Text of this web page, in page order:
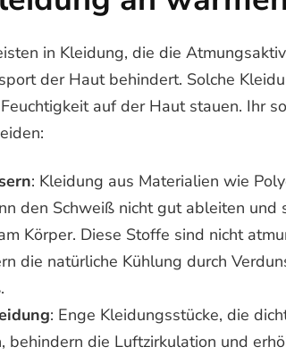
in Kleidung, die die
der Haut behindert. Solche
auf der Haut stauen. Ihr
: Kleidung aus Materialien wie
den Schweiß nicht gut ableiten und
Körper. Diese Stoffe sind nicht
die natürliche Kühlung durch
: Enge Kleidungsstücke, die
behindern die Luftzirkulation und